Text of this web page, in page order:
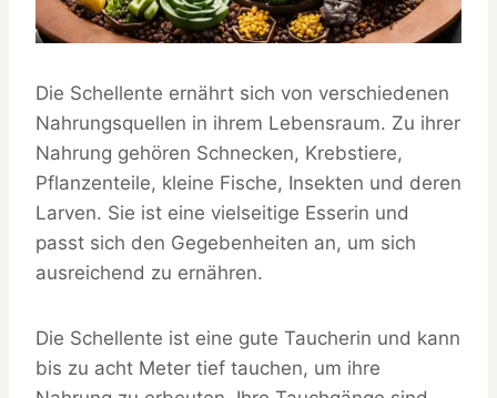
Die Schellente ernährt sich von verschiedenen
Nahrungsquellen in ihrem Lebensraum. Zu ihrer
Nahrung gehören Schnecken, Krebstiere,
Pflanzenteile, kleine Fische, Insekten und deren
Larven. Sie ist eine vielseitige Esserin und
passt sich den Gegebenheiten an, um sich
ausreichend zu ernähren.
Die Schellente ist eine gute Taucherin und kann
bis zu acht Meter tief tauchen, um ihre